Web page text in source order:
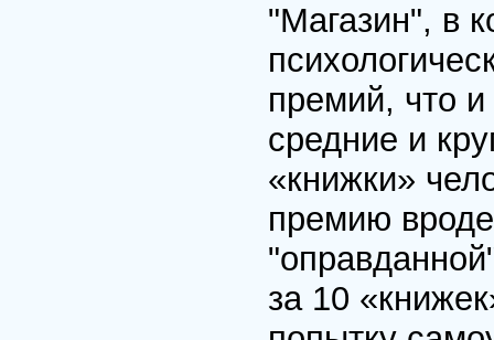
"Магазин", в
премий, что
средние и
«книжки»
премию
за 10